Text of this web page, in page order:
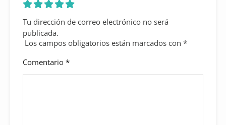
Tu dirección de correo electrónico no será
publicada.
Los campos obligatorios están marcados con *
Comentario *